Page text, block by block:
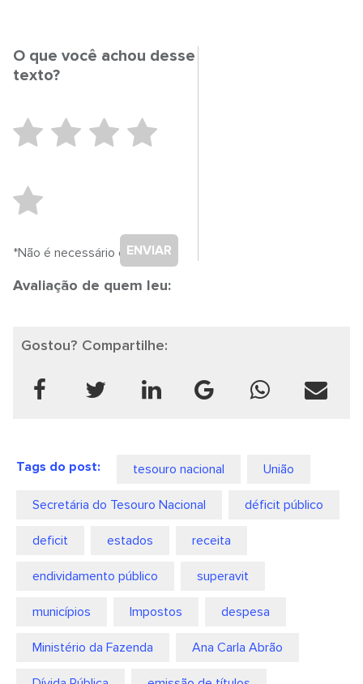
O que você achou desse
texto?
ENVIAR
*Não é necessário cadastro.
Avaliação de quem leu:
Gostou? Compartilhe:
Tags do post: tesouro nacional União
Secretária do Tesouro Nacional déficit público
deficit estados receita
endividamento público superavit
municípios Impostos despesa
Ministério da Fazenda Ana Carla Abrão